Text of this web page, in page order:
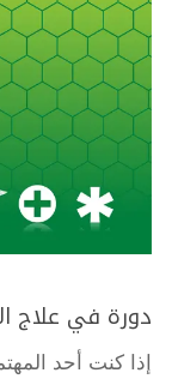
دورة في علاج
إذا كنت أحد